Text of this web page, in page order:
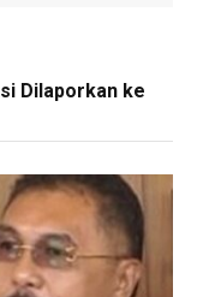
Dilaporkan ke